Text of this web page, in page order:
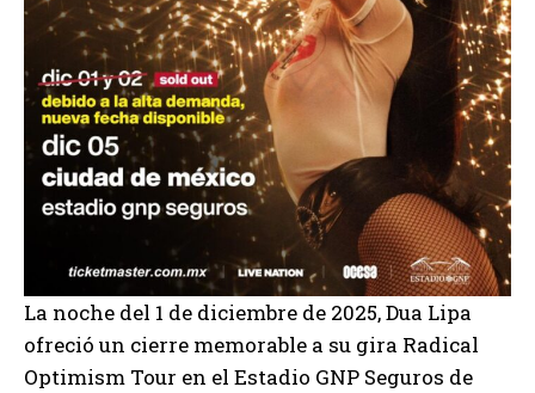
La noche del 1 de diciembre de 2025, Dua Lipa
ofreció un cierre memorable a su gira Radical
Optimism Tour en el Estadio GNP Seguros de